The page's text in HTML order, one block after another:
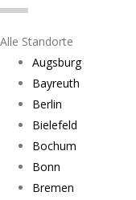
Alle Standorte
Augsburg
Bayreuth
Berlin
Bielefeld
Bochum
Bonn
Bremen